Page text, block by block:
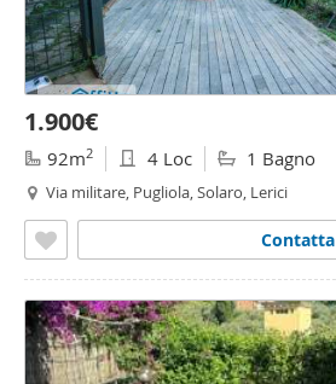
1.900€
92m2 4 Loc 1 Bagno
Via militare, Pugliola, Solaro, Lerici
Contatta